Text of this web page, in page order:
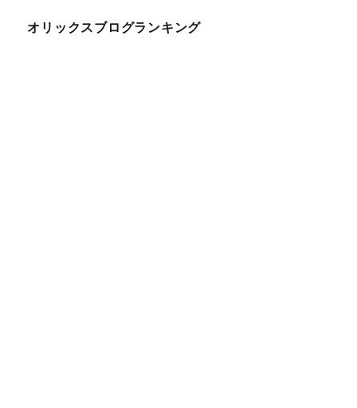
オリックスブログランキング